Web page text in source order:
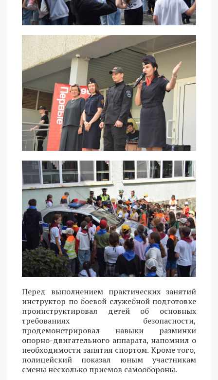
Перед выполнением практических занятий
инструктор по боевой служебной подготовке
проинструктировал детей об основных
требованиях безопасности,
продемонстрировал навыки разминки
опорно-двигательного аппарата, напомнил о
необходимости занятия спортом. Кроме того,
полицейский показал юным участникам
смены несколько приемов самообороны.